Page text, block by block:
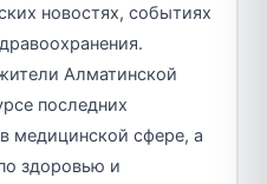
новостях, событиях
Алматинской
последних
медицинской сфере, а
здоровью и